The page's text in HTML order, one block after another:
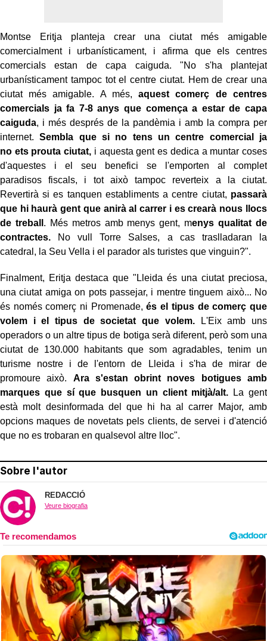
Montse Eritja planteja crear una ciutat més amigable
comercialment i urbanísticament, i afirma que els centres
comercials estan de capa caiguda. "No s'ha plantejat
urbanísticament tampoc tot el centre ciutat. Hem de crear una
ciutat més amigable. A més,aquest comerç de centres
comercials ja fa 7-8 anys que comença a estar de capa
caiguda, i més després de la pandèmia i amb la compra per
internet.Sembla que si no tens un centre comercial ja
no etsprouta ciutat, i aquesta gent es dedica a muntar coses
d'aquestes i el seu benefici se l'emporten al complet
paradisos fiscals, i tot això tampoc reverteix a la ciutat.
Revertirà si es tanquen establiments a centre ciutat, passarà
que hi haurà gent que anirà al carrer i es crearà nous llocs
de treball . Més metros amb menys gent, menys qualitat de
contractes. No vull Torre Salses, a cas traslladaran la
catedral, la Seu Vella i el parador als turistes que vinguin?".
Finalment, Eritja destaca que "Lleida és una ciutat preciosa,
una ciutat amiga on pots passejar, i mentre tinguem això... No
és només comerç ni Promenade,és el tipus de comerç que
volem i el tipus de societat que volem.L'Eix amb uns
operadors o un altre tipus de botiga serà diferent, però som una
ciutat de 130.000 habitants que som agradables, tenim un
turisme nostre i de l'entorn de Lleida i s'ha de mirar de
promoure això. Ara s'estan obrint noves botigues amb
marques que sí que busquen un client mitjà/alt. La gent
està molt desinformada del que hi ha al carrer Major, amb
opcions maques de novetats pels clients, de servei i d'atenció
que no es trobaran en qualsevol altre lloc".
Sobre l'autor
REDACCIÓ
Veure biografia